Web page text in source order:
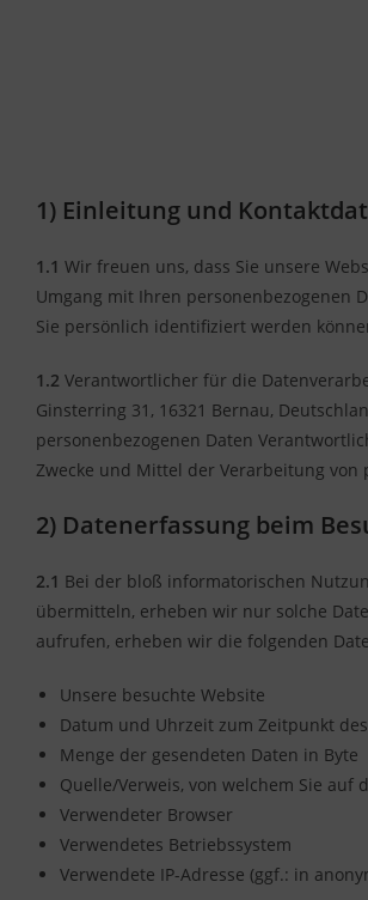
1) Einleitung und
1.1 Wir freuen uns, dass Sie unsere
Umgang mit Ihren personenbezogenen
Sie persönlich identifiziert werden
1.2 Verantwortlicher für die
Ginsterring 31, 16321 Bernau,
personenbezogenen Daten
Zwecke und Mittel der Verarbeitung von
2) Datenerfassung beim
2.1 Bei der bloß informatorischen
übermitteln, erheben wir nur solche
aufrufen, erheben wir die folgenden
Unsere besuchte Website
Datum und Uhrzeit zum Zeitpunkt
Menge der gesendeten Daten in Byte
Quelle/Verweis, von welchem Sie auf
Verwendeter Browser
Verwendetes Betriebssystem
Verwendete IP-Adresse (ggf.: in